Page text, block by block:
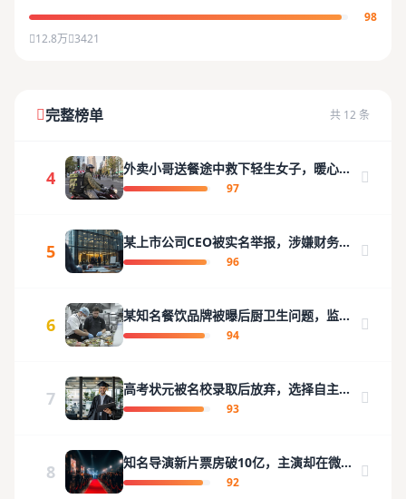
98
12.8万 3421
完整榜单 共 12 条
4
外卖小哥送餐途中救下轻生女子，暖心视
频感动全网
97
5
某上市公司CEO被实名举报，涉嫌财务造
假金额高达数亿
96
6
某知名餐饮品牌被曝后厨卫生问题，监管
部门已立案
94
7
高考状元被名校录取后放弃，选择自主创
业引热议
93
8
知名导演新片票房破10亿，主演却在微博
发文暗讽片方？
92